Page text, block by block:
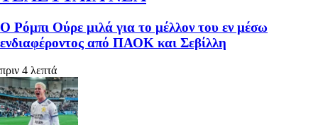
Ο Ρόμπι Ούρε μιλά για το μέλλον του εν μέσω
ενδιαφέροντος από ΠΑΟΚ και Σεβίλλη
πριν 4 λεπτά